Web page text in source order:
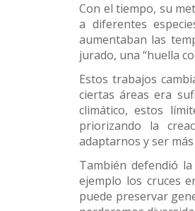
Con el tiempo, su
a diferentes
aumentaban las
jurado, una “huella
Estos trabajos
ciertas áreas era
climático, estos
priorizando la
adaptarnos y ser
También defendió
ejemplo los cruces
puede preservar